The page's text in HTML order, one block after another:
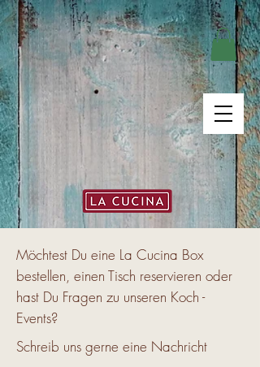
Möchtest Du eine La Cucina Box
bestellen, einen Tisch reservieren oder
hast Du Fragen zu unseren Koch -
Events?
Schreib uns gerne eine Nachricht